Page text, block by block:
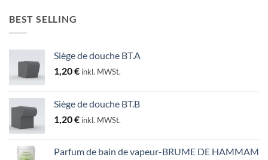
BEST SELLING
Siège de douche BT.A
1,20€ inkl. MWSt.
Siège de douche BT.B
1,20€ inkl. MWSt.
Parfum de bain de vapeur-BRUME DE HAMMAM